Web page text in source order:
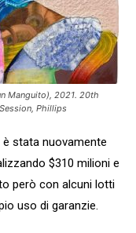
Manguito), 2021. 20th
Phillips
stata nuovamente
$310 milioni e
però con alcuni lotti
uso di garanzie.